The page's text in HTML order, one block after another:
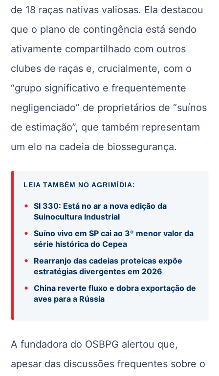
de 18 raças nativas valiosas. Ela destacou
que o plano de contingência está sendo
ativamente compartilhado com outros
clubes de raças e, crucialmente, com o
“grupo significativo e frequentemente
negligenciado” de proprietários de “suínos
de estimação”, que também representam
um elo na cadeia de biossegurança.
LEIA TAMBÉM NO AGRIMÍDIA:
•
SI 330: Está no ar a nova edição da
Suinocultura Industrial
•
Suíno vivo em SP cai ao 3º menor valor da
série histórica do Cepea
•
Rearranjo das cadeias proteicas expõe
estratégias divergentes em 2026
•
China reverte fluxo e dobra exportação de
aves para a Rússia
A fundadora do OSBPG alertou que,
apesar das discussões frequentes sobre o